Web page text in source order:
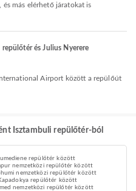
más elérhető járatokat is
és Julius Nyerere
Isztambuli repülőtér-ból
repülőtér között
nemzetközi repülőtér között
nemzetközi repülőtér között
repülőtér között
nemzetközi repülőtér között